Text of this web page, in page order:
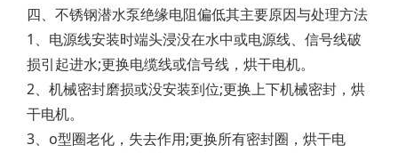
四、不锈钢潜水泵绝缘电阻偏低其主要原因与处理方法
1、电源线安装时端头浸没在水中或电源线、信号线破
损引起进水;更换电缆线或信号线，烘干电机。
2、机械密封磨损或没安装到位;更换上下机械密封，烘
干电机。
3、o型圈老化，失去作用;更换所有密封圈，烘干电